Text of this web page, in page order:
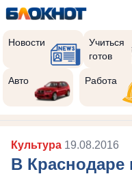
Новости
Учиться
готов
Авто Работа
Культура 19.08.2016
В Краснодаре